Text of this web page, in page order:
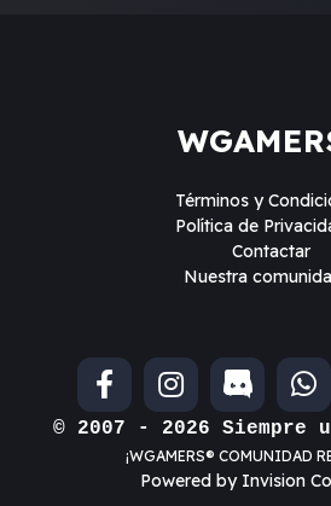
Términos y
Política de
Contactar
Nuestra
© 2007 - 2026 Siempre
¡WGAMERS® COMUNIDAD
Powered by Invision